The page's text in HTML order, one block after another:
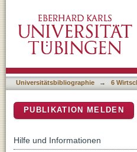
Universitätsbibliographie → 6
PUBLIKATION MELDEN
Hilfe und Informationen